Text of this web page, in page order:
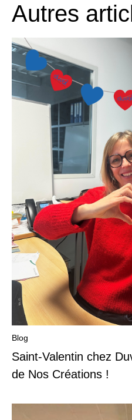
Autres
Blog
Saint-Valentin chez
de Nos Créations !